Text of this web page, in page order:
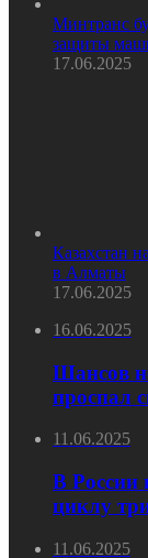
Минтранс
защиты
17.06.2025
Казахстан
в Алматы
17.06.2025
16.06.2025
Шансов
проспал
11.06.2025
В России
циклу
11.06.2025